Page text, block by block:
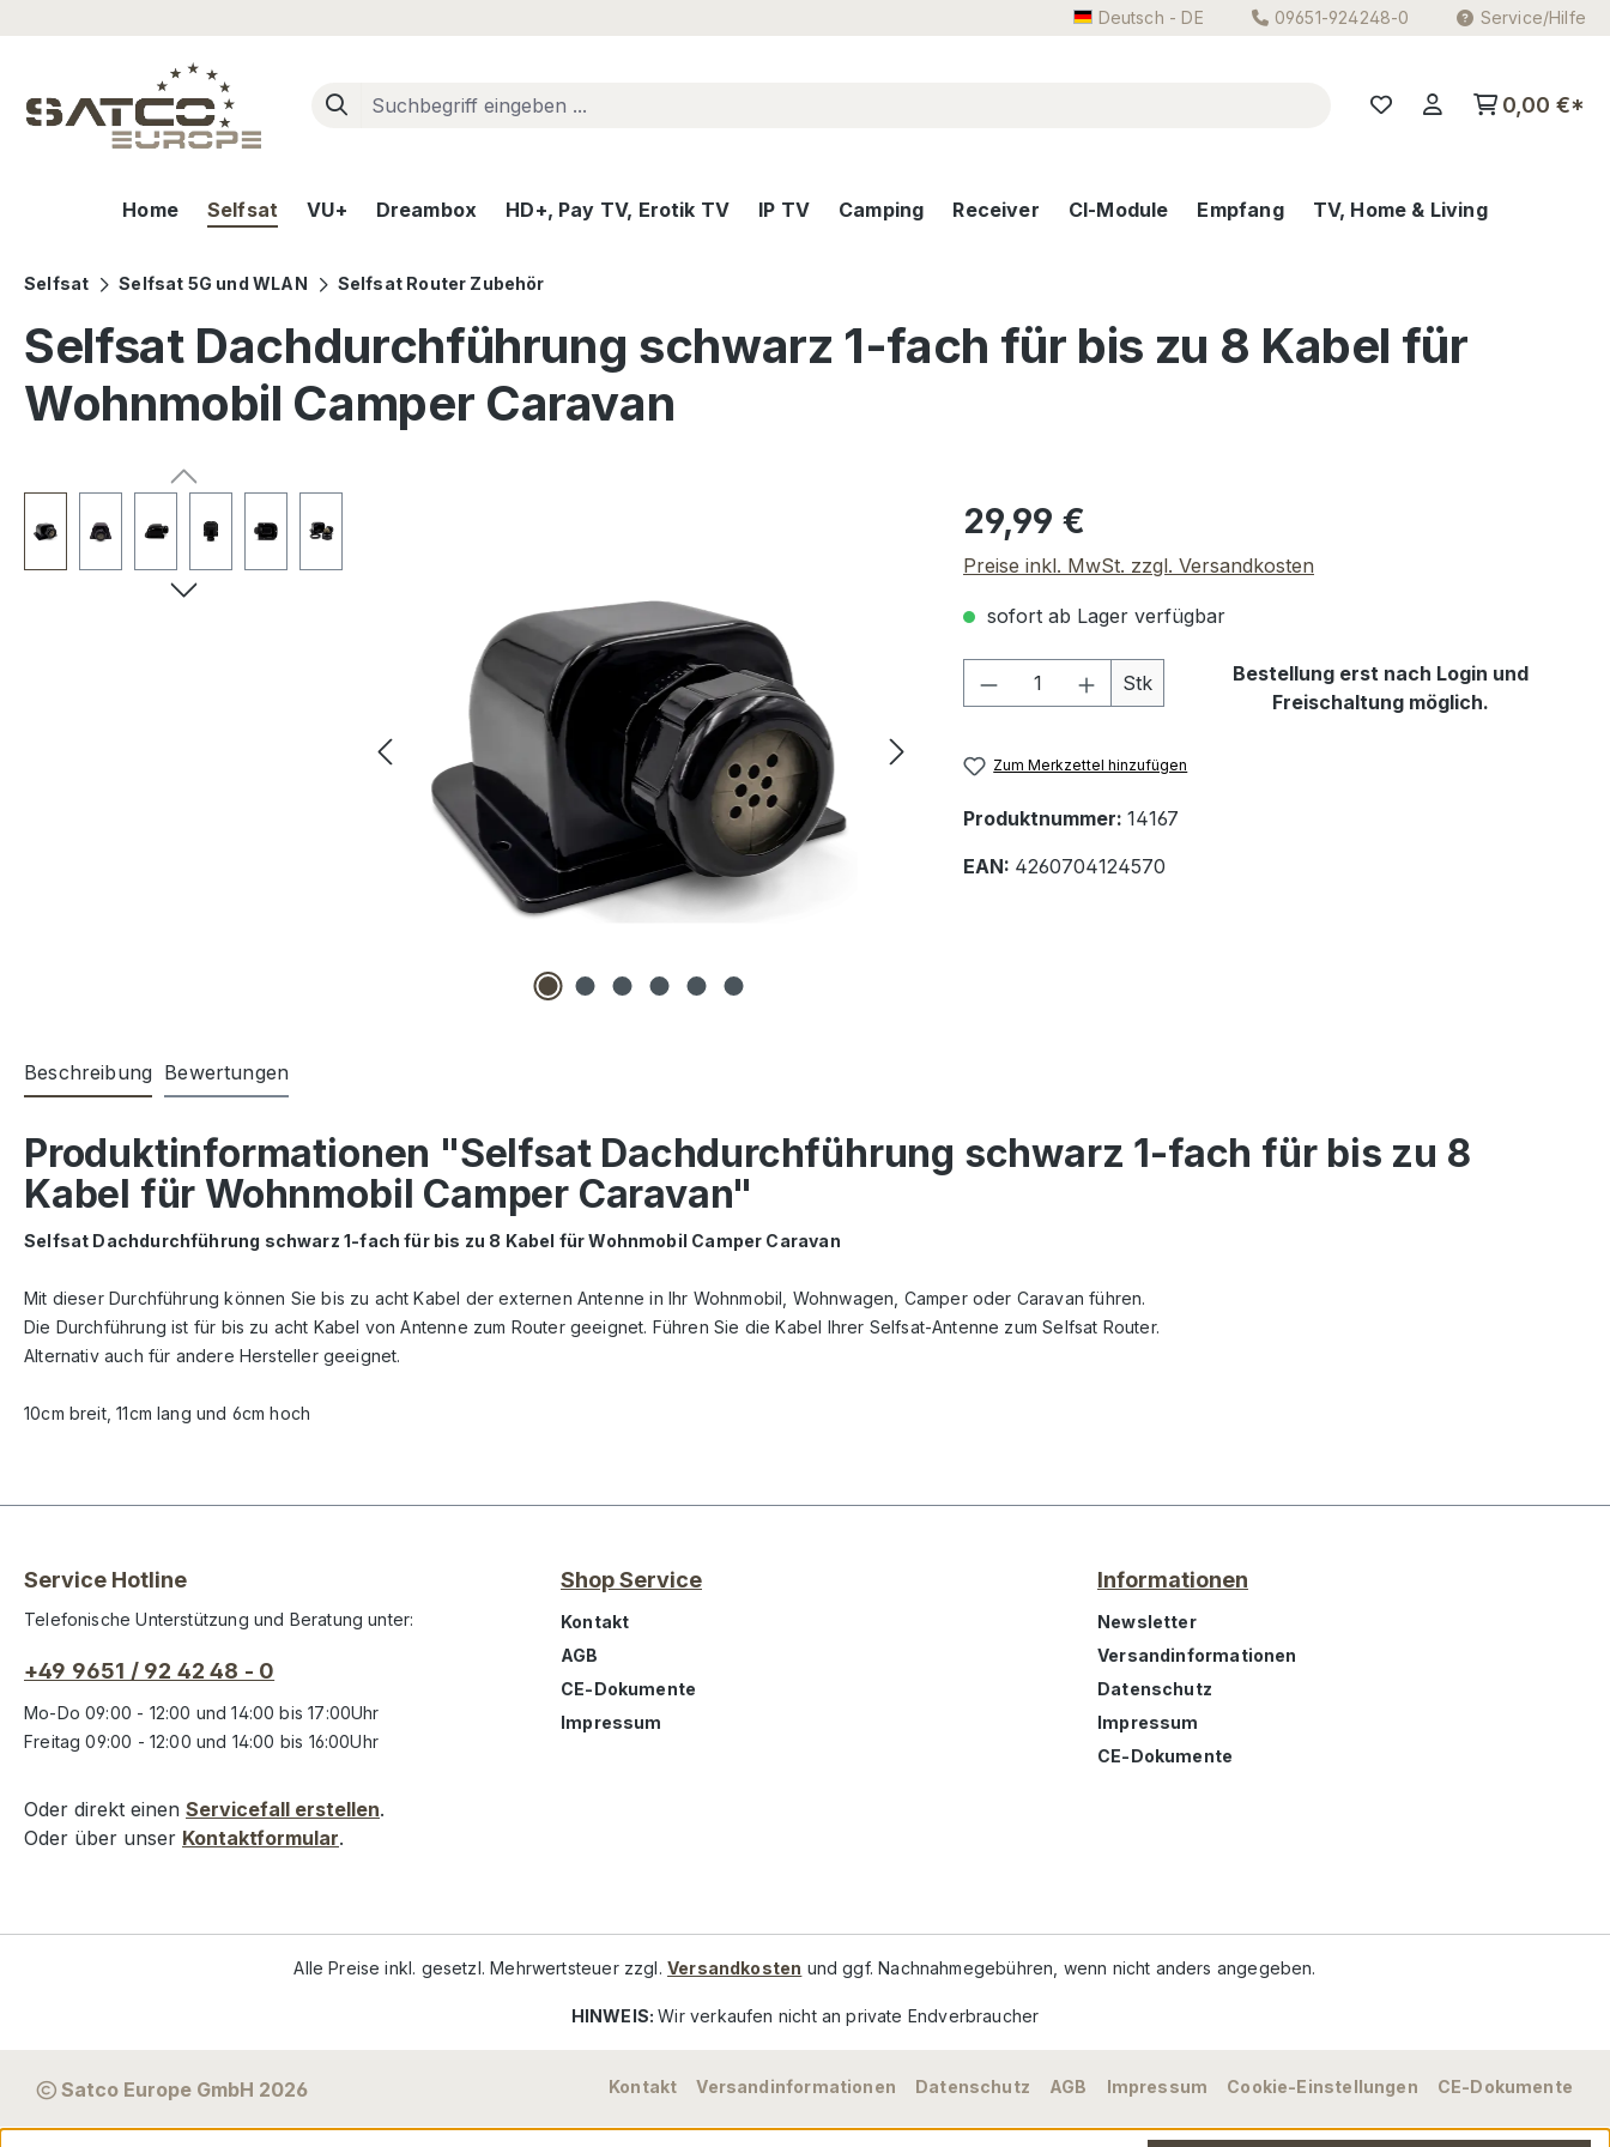
Deutsch - DE 09651-924248-0 Service/Hilfe
0,00 €*
Home Selfsat VU+ Dreambox HD+, Pay TV, Erotik TV IP TV Camping Receiver CI-Module Empfang TV, Home & Living
Selfsat Selfsat 5G und WLAN Selfsat Router Zubehör
Selfsat Dachdurchführung schwarz 1-fach für bis zu 8 Kabel für
Wohnmobil Camper Caravan
Regulärer Preis:
29,99 €
Preise inkl. MwSt. zzgl. Versandkosten
sofort ab Lager verfügbar
Produkt Anzahl: Gib den gewünschten Wert
Stk
Bestellung erst nach Login und
Freischaltung möglich.
Zum Merkzettel hinzufügen
Produktnummer: 14167
EAN: 4260704124570
Beschreibung Bewertungen
Produktinformationen "Selfsat Dachdurchführung schwarz 1-fach für bis zu 8
Kabel für Wohnmobil Camper Caravan"
Selfsat Dachdurchführung schwarz 1-fach für bis zu 8 Kabel für Wohnmobil Camper Caravan
Mit dieser Durchführung können Sie bis zu acht Kabel der externen Antenne in Ihr Wohnmobil, Wohnwagen, Camper oder Caravan führen.
Die Durchführung ist für bis zu acht Kabel von Antenne zum Router geeignet. Führen Sie die Kabel Ihrer Selfsat-Antenne zum Selfsat Router.
Alternativ auch für andere Hersteller geeignet.
10cm breit, 11cm lang und 6cm hoch
Service Hotline
Telefonische Unterstützung und Beratung unter:
+49 9651 / 92 42 48 - 0
Mo-Do 09:00 - 12:00 und 14:00 bis 17:00Uhr
Freitag 09:00 - 12:00 und 14:00 bis 16:00Uhr
Oder direkt einen Servicefall erstellen.
Oder über unser Kontaktformular.
Shop Service
Kontakt
AGB
CE-Dokumente
Impressum
Informationen
Newsletter
Versandinformationen
Datenschutz
Impressum
CE-Dokumente
Alle Preise inkl. gesetzl. Mehrwertsteuer zzgl. Versandkosten und ggf. Nachnahmegebühren, wenn nicht anders angegeben.
HINWEIS:Wir verkaufen nicht an private Endverbraucher
Satco Europe GmbH 2026 Kontakt Versandinformationen Datenschutz AGB Impressum Cookie-Einstellungen CE-Dokumente